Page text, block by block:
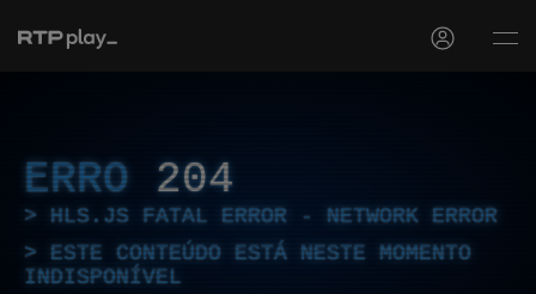
ERRO 204
HLS.JS FATAL ERROR - NETWORK ERROR
ESTE CONTEÚDO ESTÁ NESTE MOMENTO
INDISPONÍVEL